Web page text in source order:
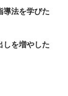
導法を学びた
しを増やした